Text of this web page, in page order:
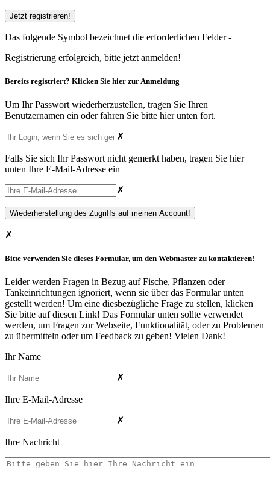
Das folgende Symbol bezeichnet die erforderlichen Felder -
Registrierung erfolgreich, bitte jetzt anmelden!
Bereits registriert? Klicken Sie hier zur Anmeldung
Um Ihr Passwort wiederherzustellen, tragen Sie Ihren
Benutzernamen ein oder fahren Sie bitte hier unten fort.
✗
Falls Sie sich Ihr Passwort nicht gemerkt haben, tragen Sie hier
unten Ihre E-Mail-Adresse ein
✗
✗
Bitte verwenden Sie dieses Formular, um den Webmaster zu kontaktieren!
Leider werden Fragen in Bezug auf Fische, Pflanzen oder
Tankeinrichtungen ignoriert, wenn sie über das Formular unten
gestellt werden! Um eine diesbezügliche Frage zu stellen, klicken
Sie bitte auf diesen Link! Das Formular unten sollte verwendet
werden, um Fragen zur Webseite, Funktionalität, oder zu Problemen
zu übermitteln oder um Feedback zu geben! Vielen Dank!
Ihr Name
✗
Ihre E-Mail-Adresse
✗
Ihre Nachricht